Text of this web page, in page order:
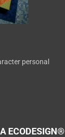
personal
ECODESIGN®